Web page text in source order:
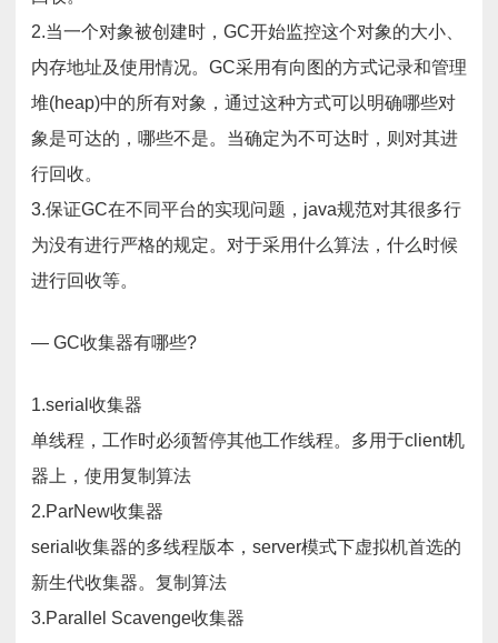
2.当一个对象被创建时，GC开始监控这个对象的大小、
内存地址及使用情况。GC采用有向图的方式记录和管理
堆(heap)中的所有对象，通过这种方式可以明确哪些对
象是可达的，哪些不是。当确定为不可达时，则对其进
行回收。
3.保证GC在不同平台的实现问题，java规范对其很多行
为没有进行严格的规定。对于采用什么算法，什么时候
进行回收等。
— GC收集器有哪些?
1.serial收集器
单线程，工作时必须暂停其他工作线程。多用于client机
器上，使用复制算法
2.ParNew收集器
serial收集器的多线程版本，server模式下虚拟机首选的
新生代收集器。复制算法
3.Parallel Scavenge收集器